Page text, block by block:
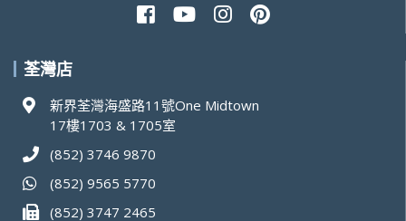
荃灣店
新界荃灣海盛路11號One Midtown
17樓1703 & 1705室
(852) 3746 9870
(852) 9565 5770
(852) 3747 2465